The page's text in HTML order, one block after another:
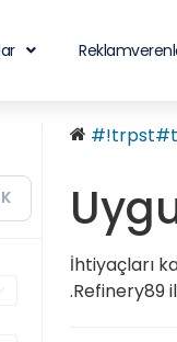
İhtiyaçları
.Refinery89